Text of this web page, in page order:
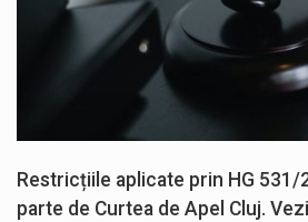
Restricțiile aplicate prin HG 531/
parte de Curtea de Apel Cluj.